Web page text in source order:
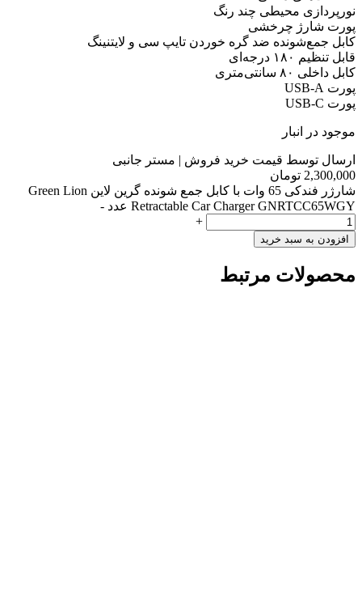
نورپردازی محیطی چند رنگ
پورت شارژ چرخشی
کابل جمع‌شونده ضد گره خوردن تایپ سی و لایتنینگ
قابل تنظیم ۱۸۰ درجه‌ای
کابل داخلی ۸۰ سانتی‌متری
پورت USB-A
پورت USB-C
موجود در انبار
ارسال توسط قیمت خرید فروش | مستر جانبی
2,300,000 تومان
شارژر فندکی 65 وات با کابل جمع شونده گرین لاین Green Lion
Retractable Car Charger GNRTCC65WGY عدد
-
+
افزودن به سبد خرید
محصولات مرتبط